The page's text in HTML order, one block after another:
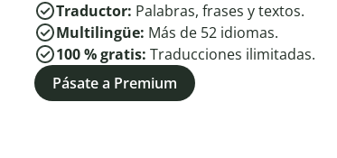
Traductor: Palabras, frases y textos.
Multilingüe: Más de 52 idiomas.
100 % gratis: Traducciones ilimitadas.
Pásate a Premium